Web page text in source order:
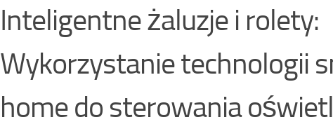
Inteligentne żaluzje i rolety:
Wykorzystanie technologii
home do sterowania